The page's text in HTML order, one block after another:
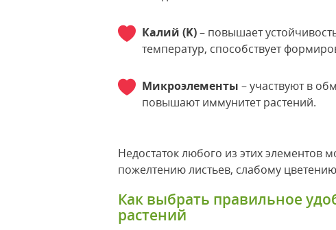
Калий (K)– повышает
температур, способствует
Микроэлементы – участвуют в
повышают иммунитет растений.
Недостаток любого из этих элементов
пожелтению листьев, слабому
Как выбрать правильное
растений